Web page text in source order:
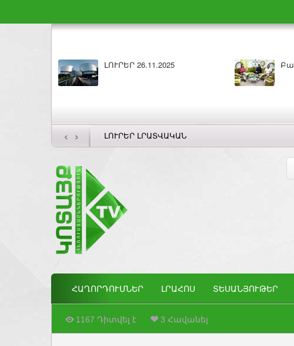
ԼՈՒՐԵՐ 26.11.2025
‹ › ԼՈՒՐԵՐ ԼՐԱՏՎԱԿԱՆ
ՀԱՂՈՐԴՈՒՄՆԵՐ ԼՐԱՀՈՍ ՏԵՍԱՆՅՈՒԹԵՐ
1167 Դիտվել է 3 Հավանել